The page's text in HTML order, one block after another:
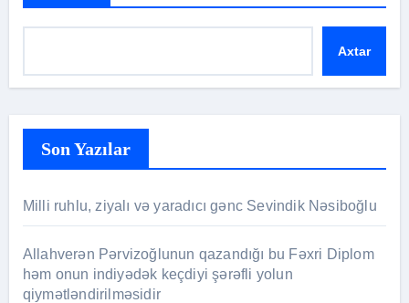
Axtar
Son Yazılar
Milli ruhlu, ziyalı və yaradıcı gənc Sevindik Nəsiboğlu
Allahverən Pərvizoğlunun qazandığı bu Fəxri Diplom
həm onun indiyədək keçdiyi şərəfli yolun
qiymətləndirilməsidir